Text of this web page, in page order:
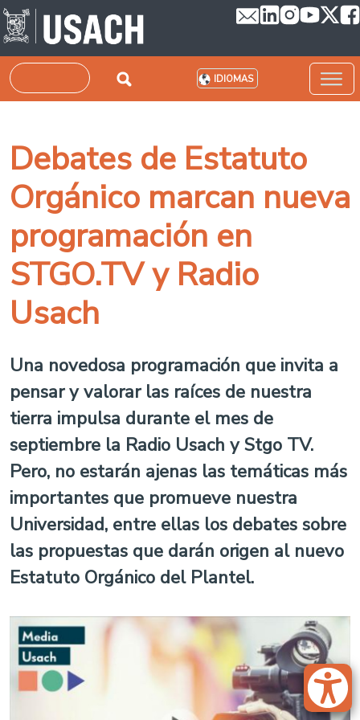
Pasar al contenido principal
Buscar IDIOMAS
Debates de Estatuto
Orgánico marcan nueva
programación en
STGO.TV y Radio
Usach
Una novedosa programación que invita a
pensar y valorar las raíces de nuestra
tierra impulsa durante el mes de
septiembre la Radio Usach y Stgo TV.
Pero, no estarán ajenas las temáticas más
importantes que promueve nuestra
Universidad, entre ellas los debates sobre
las propuestas que darán origen al nuevo
Estatuto Orgánico del Plantel.